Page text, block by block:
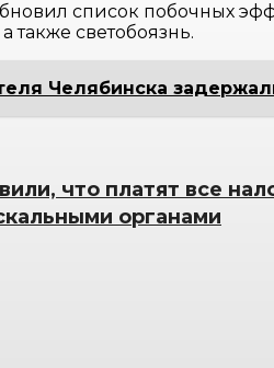
список побочных
также светобоязнь.
Челябинска
что платят все
органами